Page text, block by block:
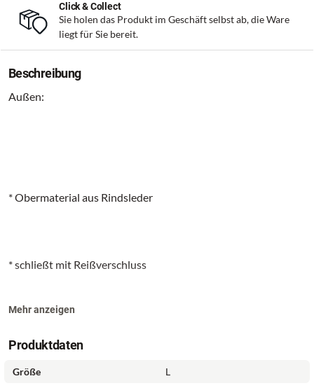
Click & Collect
Sie holen das Produkt im Geschäft selbst ab, die Ware
liegt für Sie bereit.
Beschreibung
Außen:
* Obermaterial aus Rindsleder
* schließt mit Reißverschluss
Mehr anzeigen
Produktdaten
Größe
L